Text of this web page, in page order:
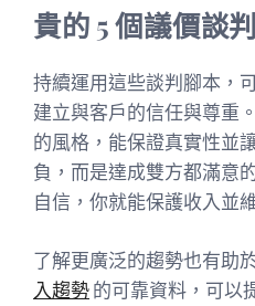
貴的 5 個議價談
持續運用這些談判腳本，
建立與客戶的信任與尊重
的風格，能保證真實性並
負，而是達成雙方都滿意
自信，你就能保護收入並
了解更廣泛的趨勢也有助
入趨勢的可靠資料，可以